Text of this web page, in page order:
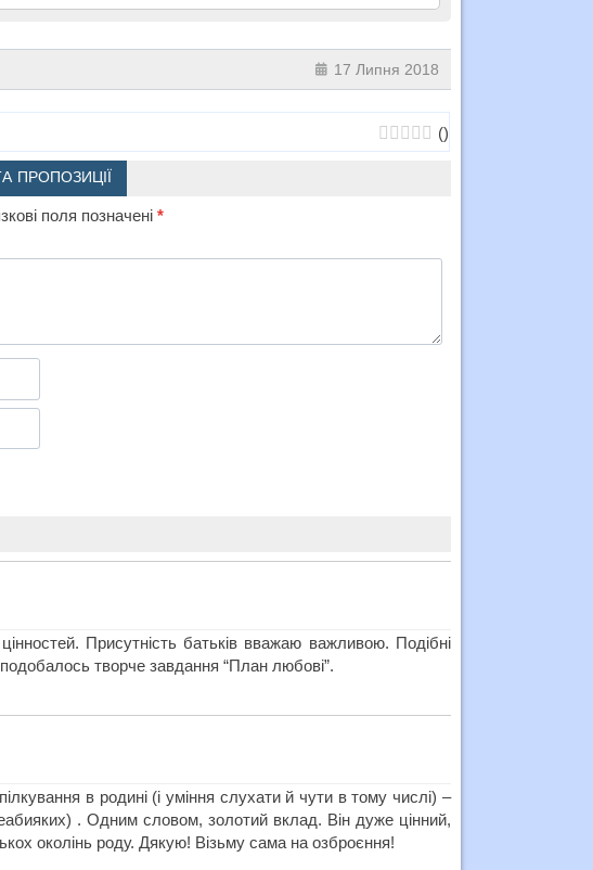
17 Липня 2018
()
ПРОПОЗИЦІЇ
поля позначені *
Присутність батьків вважаю важливою. Подібні
творче завдання “План любові”.
в родині (і уміння слухати й чути в тому числі) –
. Одним словом, золотий вклад. Він дуже цінний,
околінь роду. Дякую! Візьму сама на озброєння!